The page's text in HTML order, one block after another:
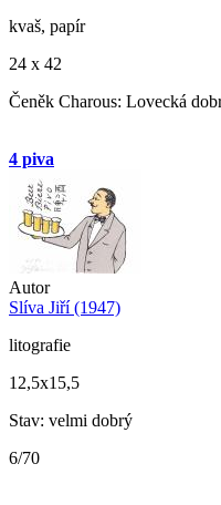
kvaš, papír
24 x 42
Čeněk Charous: Lovecká
4 piva
Autor
Slíva Jiří (1947)
litografie
12,5x15,5
Stav: velmi dobrý
6/70